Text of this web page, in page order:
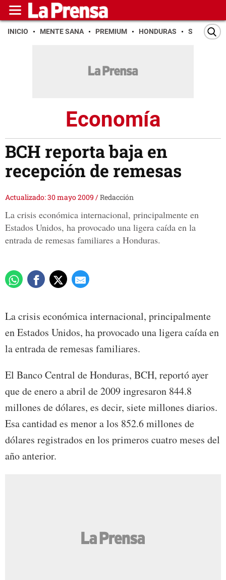
INICIO MENTE SANA PREMIUM HONDURAS SAN PEDRO
Economía
BCH reporta baja en
recepción de remesas
Actualizado: 30 mayo 2009 /Redacción
La crisis económica internacional, principalmente en
Estados Unidos, ha provocado una ligera caída en la
entrada de remesas familiares a Honduras.
La crisis económica internacional, principalmente
en Estados Unidos, ha provocado una ligera caída en
la entrada de remesas familiares.
El Banco Central de Honduras, BCH, reportó ayer
que de enero a abril de 2009 ingresaron 844.8
millones de dólares, es decir, siete millones diarios.
Esa cantidad es menor a los 852.6 millones de
dólares registrados en los primeros cuatro meses del
año anterior.